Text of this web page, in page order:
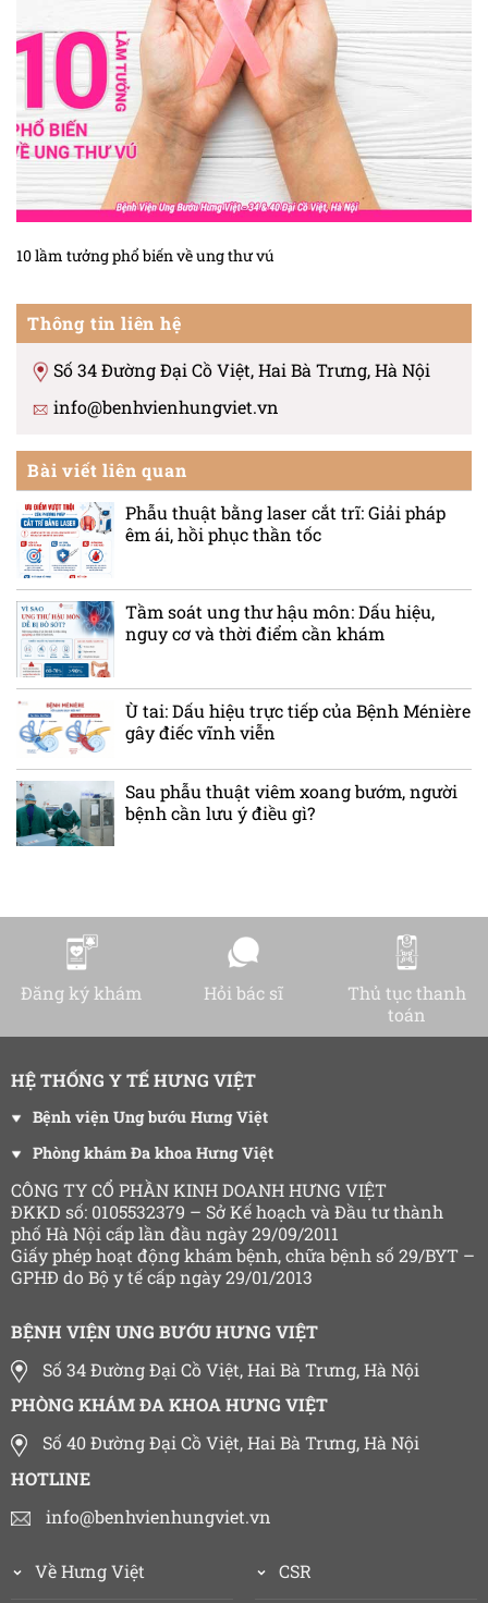
10 lầm tưởng phổ biến về ung thư vú
Thông tin liên hệ
Số 34 Đường Đại Cồ Việt, Hai Bà Trưng, Hà Nội
info@benhvienhungviet.vn
Bài viết liên quan
Phẫu thuật bằng laser cắt trĩ: Giải pháp
êm ái, hồi phục thần tốc
Tầm soát ung thư hậu môn: Dấu hiệu,
nguy cơ và thời điểm cần khám
Ù tai: Dấu hiệu trực tiếp của Bệnh Ménière
gây điếc vĩnh viễn
Sau phẫu thuật viêm xoang bướm, người
bệnh cần lưu ý điều gì?
Đăng ký khám Hỏi bác sĩ
Thủ tục thanh
toán
HỆ THỐNG Y TẾ HƯNG VIỆT
Bệnh viện Ung bướu Hưng Việt
Phòng khám Đa khoa Hưng Việt
CÔNG TY CỔ PHẦN KINH DOANH HƯNG VIỆT
ĐKKD số: 0105532379 – Sở Kế hoạch và Đầu tư thành
phố Hà Nội cấp lần đầu ngày 29/09/2011
Giấy phép hoạt động khám bệnh, chữa bệnh số 29/BYT –
GPHĐ do Bộ y tế cấp ngày 29/01/2013
BỆNH VIỆN UNG BƯỚU HƯNG VIỆT
Số 34 Đường Đại Cồ Việt, Hai Bà Trưng, Hà Nội
PHÒNG KHÁM ĐA KHOA HƯNG VIỆT
Số 40 Đường Đại Cồ Việt, Hai Bà Trưng, Hà Nội
HOTLINE
info@benhvienhungviet.vn
Về Hưng Việt CSR